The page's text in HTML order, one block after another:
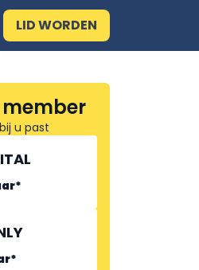
LID WORDEN
u past
*
*